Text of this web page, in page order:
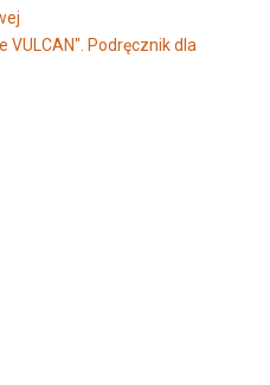
VULCAN". Podręcznik dla